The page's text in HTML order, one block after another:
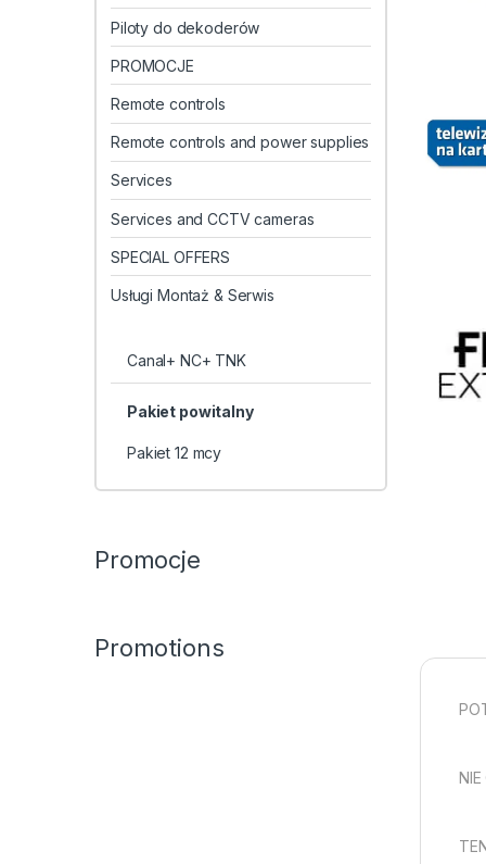
Piloty do dekoderów
PROMOCJE
Remote controls
Remote controls and power supplies
Services
Services and CCTV cameras
SPECIAL OFFERS
Usługi Montaż & Serwis
Canal+ NC+ TNK
Pakiet powitalny
Pakiet 12 mcy
Promocje
Promotions